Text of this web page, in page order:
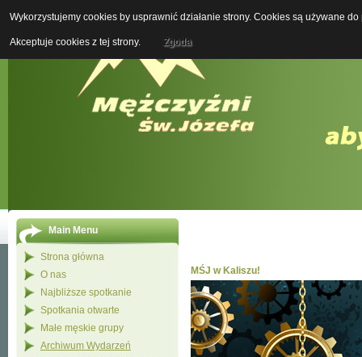
Boży
Main Menu
Strona główna
O nas
Najbliższe spotkanie
Spotkania otwarte
Małe męskie grupy
Archiwum Wydarzeń
MŚJ w Kaliszu!
Wykorzystujemy cookies by usprawnić działanie strony. Cookies są używane
Akceptuje cookies z tej strony. Zgoda